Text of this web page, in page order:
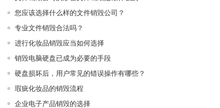
您应该选择什么样的文件销毁公司？
专业文件销毁合法吗？
进行化妆品销毁应当如何选择
销毁电脑硬盘已成为必要的手段
硬盘损坏后，用户常见的错误操作有哪些？
瑕疵化妆品的销毁流程
企业电子产品销毁的选择